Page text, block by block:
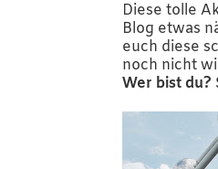
Diese tolle
Blog etwas
euch diese
noch nicht
Wer bist du?